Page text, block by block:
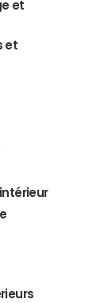
et
et